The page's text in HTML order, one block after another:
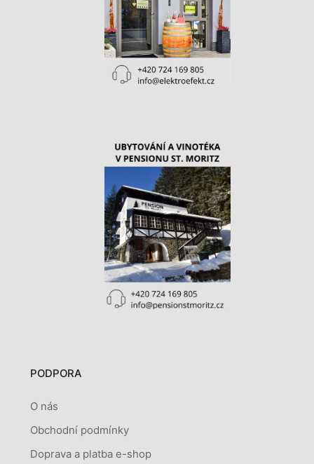
PODPORA
O nás
Obchodní podmínky
Doprava a platba e-shop